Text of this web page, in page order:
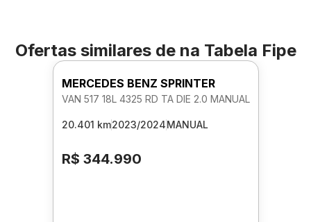
Ofertas similares de na Tabela Fipe
MERCEDES BENZ SPRINTER
VAN 517 18L 4325 RD TA DIE 2.0 MANUAL
20.401 km2023/2024MANUAL
R$ 344.990